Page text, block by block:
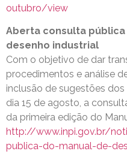
outubro/view
Aberta consulta
desenho industrial
Com o objetivo de dar
procedimentos e análise
inclusão de sugestões dos
dia 15 de agosto, a
da primeira edição do
http://www.inpi.gov.br/
publica-do-manual-de-